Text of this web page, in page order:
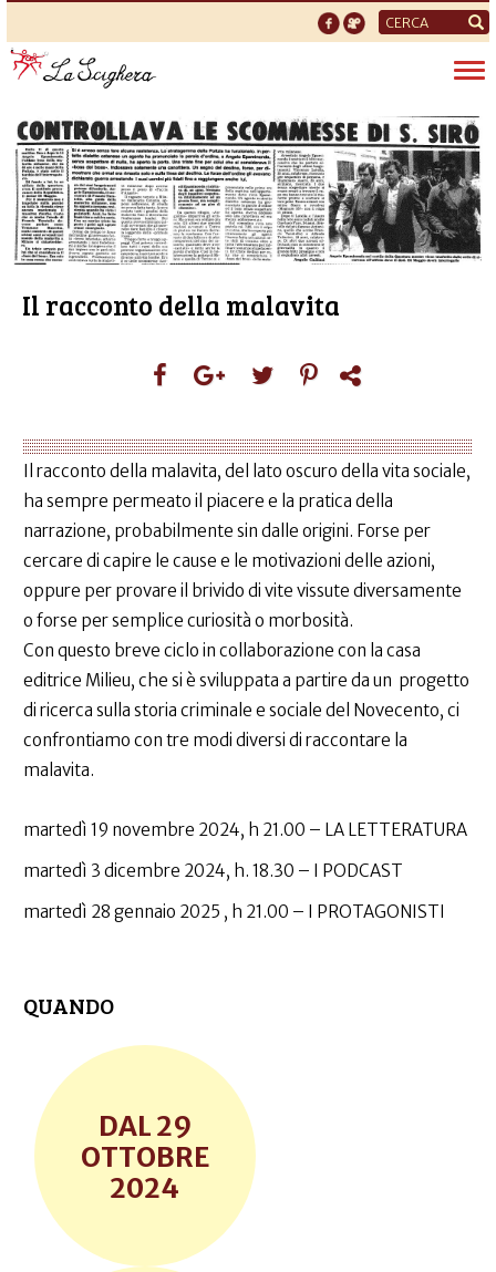
Form
di
ricerca
Il racconto della malavita
Il racconto della malavita, del lato oscuro della vita sociale,
ha sempre permeato il piacere e la pratica della
narrazione, probabilmente sin dalle origini. Forse per
cercare di capire le cause e le motivazioni delle azioni,
oppure per provare il brivido di vite vissute diversamente
o forse per semplice curiosità o morbosità.
Con questo breve ciclo in collaborazione con la casa
editrice Milieu, che si è sviluppata a partire da un progetto
di ricerca sulla storia criminale e sociale del Novecento, ci
confrontiamo con tre modi diversi di raccontare la
malavita.
martedì 19 novembre 2024, h 21.00 – LA LETTERATURA
martedì 3 dicembre 2024, h. 18.30 – I PODCAST
martedì 28 gennaio 2025 , h 21.00 – I PROTAGONISTI
QUANDO
29
OTTOBRE
2024